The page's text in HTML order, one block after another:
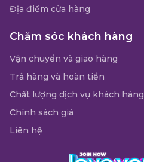
Địa điểm cửa hàng
Chăm sóc khách hàng
Vận chuyển và giao hàng
Trả hàng và hoàn tiền
Chất lượng dịch vụ khách hàng
Chính sách giá
Liên hệ